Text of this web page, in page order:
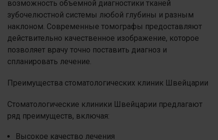
возможность объемной диагностики тканей
зубочелюстной системы любой глубины и разным
наклоном. Современные томографы предоставляют
действительно качественное изображение, которое
позволяет врачу точно поставить диагноз и
спланировать лечение.
Преимущества стоматологических клиник Швейцарии
Стоматологические клиники Швейцарии предлагают
ряд преимуществ, включая:
Высокое качество лечения